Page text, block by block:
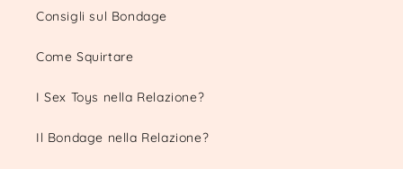
Consigli sul Bondage
Come Squirtare
I Sex Toys nella Relazione?
Il Bondage nella Relazione?